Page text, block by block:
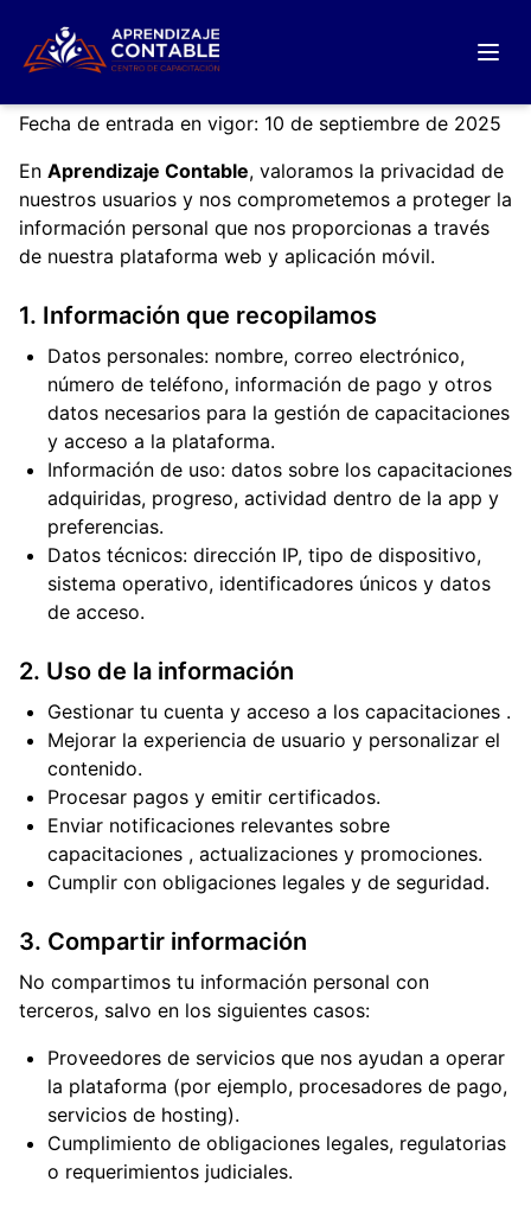
Política de Privacidad
Fecha de entrada en vigor: 10 de septiembre de 2025
En Aprendizaje Contable, valoramos la privacidad de
nuestros usuarios y nos comprometemos a proteger la
información personal que nos proporcionas a través
de nuestra plataforma web y aplicación móvil.
1. Información que recopilamos
Datos personales: nombre, correo electrónico,
número de teléfono, información de pago y otros
datos necesarios para la gestión de capacitaciones
y acceso a la plataforma.
Información de uso: datos sobre los capacitaciones
adquiridas, progreso, actividad dentro de la app y
preferencias.
Datos técnicos: dirección IP, tipo de dispositivo,
sistema operativo, identificadores únicos y datos
de acceso.
2. Uso de la información
Gestionar tu cuenta y acceso a los capacitaciones .
Mejorar la experiencia de usuario y personalizar el
contenido.
Procesar pagos y emitir certificados.
Enviar notificaciones relevantes sobre
capacitaciones , actualizaciones y promociones.
Cumplir con obligaciones legales y de seguridad.
3. Compartir información
No compartimos tu información personal con
terceros, salvo en los siguientes casos:
Proveedores de servicios que nos ayudan a operar
la plataforma (por ejemplo, procesadores de pago,
servicios de hosting).
Cumplimiento de obligaciones legales, regulatorias
o requerimientos judiciales.